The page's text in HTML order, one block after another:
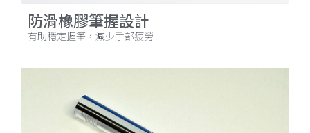
防滑橡膠筆握設計
有助穩定握筆，減少手部疲勞